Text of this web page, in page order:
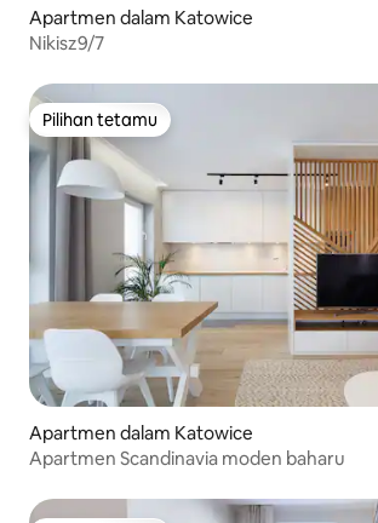
Apartmen dalam Katowice
Nikisz9/7
Pilihan tetamu
Pilihan tetamu
Apartmen dalam Katowice
Apartmen Scandinavia moden baharu